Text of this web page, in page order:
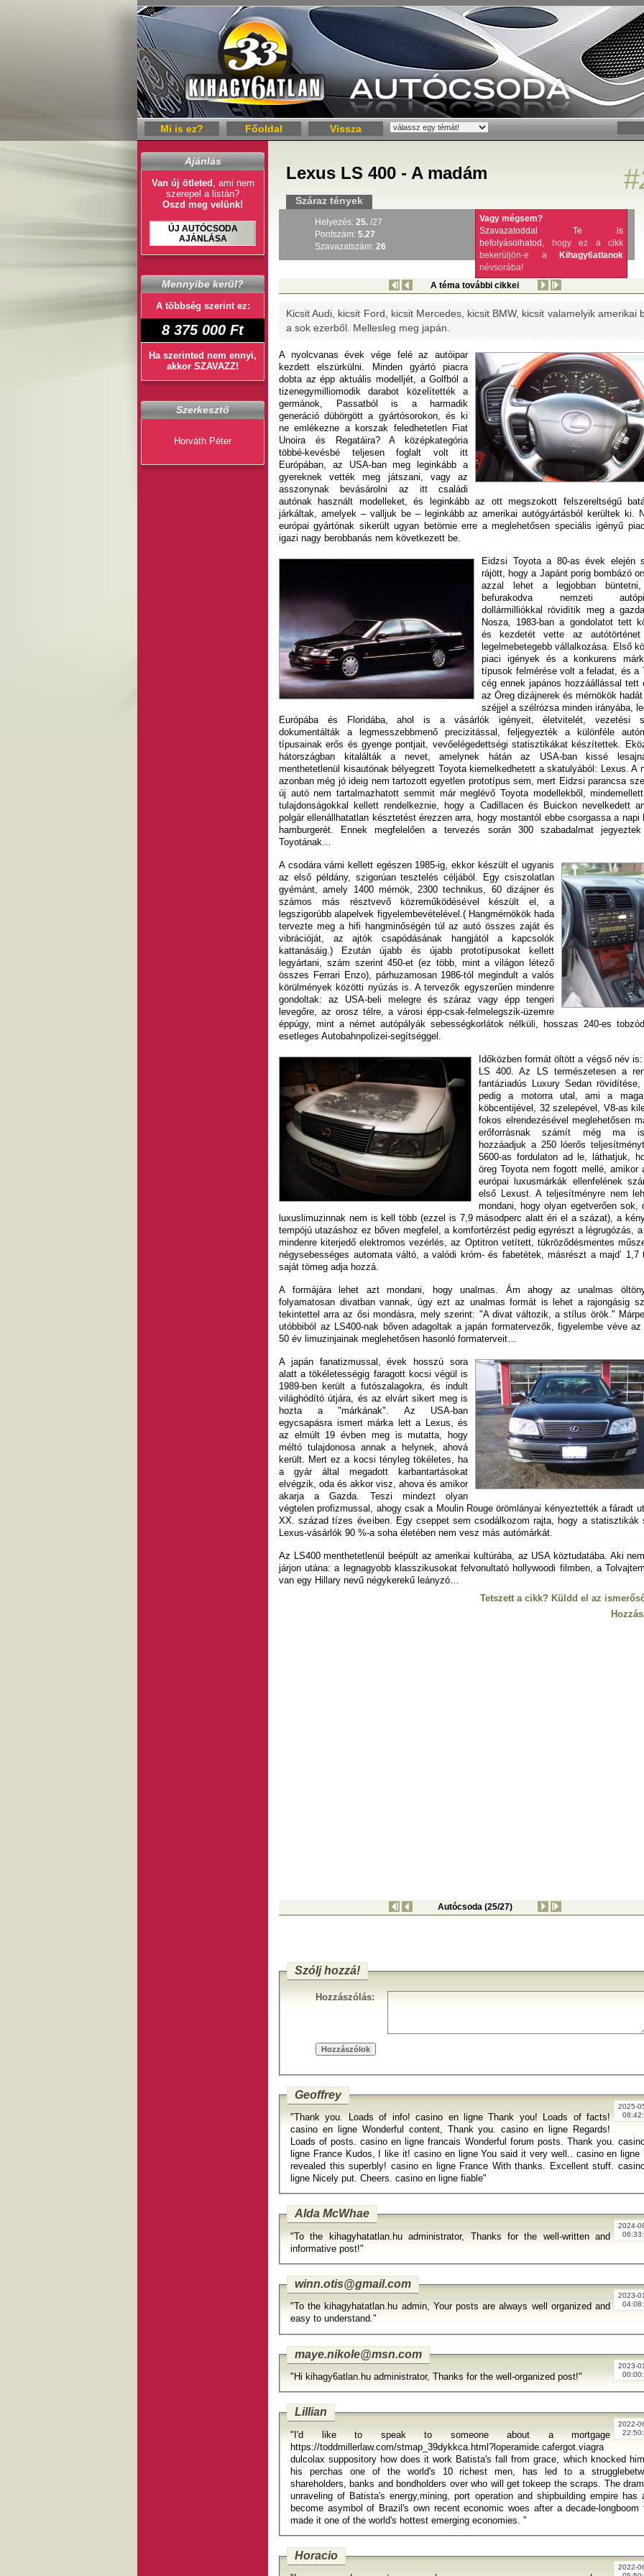
Mi is ez? Főoldal Vissza
Lexus LS 400 - A madám
Száraz tények
Vagy mégsem?
Szavazatoddal Te is
befolyásolhatod , hogy ez a cikk
bekerüljön-e a
Kihagy6atlanok
névsorába!
Helyezés: 25. /27
Pontszám: 5.27
Szavazatszám: 26
A téma további cikkei
Kicsit Audi, kicsit Ford, kicsit Mercedes, kicsit BMW, kicsit valamelyik amerikai
a sok ezerből. Mellesleg meg japán.
A nyolcvanas évek vége felé az autóipar
kezdett elszürkülni. Minden gyártó piacra
dobta az épp aktuális modelljét, a Golfból a
tizenegymilliomodik darabot közelítették a
germánok, Passatból is a harmadik
generáció dübörgött a gyártósorokon, és ki
ne emlékezne a korszak feledhetetlen Fiat
Unoira és Regatáira? A középkategória
többé-kevésbé teljesen foglalt volt itt
Európában, az USA-ban meg leginkább a
gyereknek vették meg játszani, vagy az
asszonynak bevásárolni az itt családi
autónak használt modelleket, és leginkább az ott megszokott felszereltségű
járkáltak, amelyek – valljuk be – leginkább az amerikai autógyártásból kerültek ki.
európai gyártónak sikerült ugyan betörnie erre a meglehetősen speciális igényű
igazi nagy berobbanás nem következett be.
Eidzsi Toyota a 80-as évek elején
rájött, hogy a Japánt porig bombázó
azzal lehet a legjobban
befurakodva nemzeti
dollármilliókkal rövidítik meg a
Nosza, 1983-ban a gondolatot tett
és kezdetét vette az autótörténet
legelmebetegebb vállalkozása. Első
piaci igények és a konkurens
típusok felmérése volt a feladat, és a
cég ennek japános hozzáállással tett
az Öreg dizájnerek és mérnökök
széjjel a szélrózsa minden irányába,
Európába és Floridába, ahol is a vásárlók igényeit, életvitelét, vezetési
dokumentálták a legmesszebbmenő precizitással, feljegyezték a különféle
típusainak erős és gyenge pontjait, vevőelégedettségi statisztikákat készítettek.
hátországban kitalálták a nevet, amelynek hátán az USA-ban kissé
menthetetlenül kisautónak bélyegzett Toyota kiemelkedhetett a skatulyából: Lexus. A
azonban még jó ideig nem tartozott egyetlen prototípus sem, mert Eidzsi parancsa
új autó nem tartalmazhatott semmit már meglévő Toyota modellekből,
tulajdonságokkal kellett rendelkeznie, hogy a Cadillacen és Buickon nevelkedett
polgár ellenállhatatlan késztetést érezzen arra, hogy mostantól ebbe csorgassa a napi
hamburgerét. Ennek megfelelően a tervezés során 300 szabadalmat
Toyotának…
A csodára várni kellett egészen 1985-ig, ekkor készült el ugyanis
az első példány, szigorúan tesztelés céljából. Egy csiszolatlan
gyémánt, amely 1400 mérnök, 2300 technikus, 60 dizájner és
számos más résztvevő közreműködésével készült el, a
legszigorúbb alapelvek figyelembevételével.( Hangmérnökök hada
tervezte meg a hifi hangminőségén túl az autó összes zaját és
vibrációját, az ajtók csapódásának hangjától a kapcsolók
kattanásáig.) Ezután újabb és újabb prototípusokat kellett
legyártani, szám szerint 450-et (ez több, mint a világon létező
összes Ferrari Enzo), párhuzamosan 1986-tól megindult a valós
körülmények közötti nyúzás is. A tervezők egyszerűen mindenre
gondoltak: az USA-beli melegre és száraz vagy épp tengeri
levegőre, az orosz télre, a városi épp-csak-felmelegszik-üzemre
éppúgy, mint a német autópályák sebességkorlátok nélküli, hosszas 240-es
esetleges Autobahnpolizei-segítséggel.
Időközben formát öltött a végső név
LS 400. Az LS természetesen a
fantáziadús Luxury Sedan
pedig a motorra utal, ami a
köbcentijével, 32 szelepével, V8-as
fokos elrendezésével meglehetősen
erőforrásnak számít még ma
hozzáadjuk a 250 lóerős
5600-as fordulaton ad le, láthatjuk,
öreg Toyota nem fogott mellé, amikor
európai luxusmárkák ellenfelének
első Lexust. A teljesítményre nem
mondani, hogy olyan egetverően sok,
luxuslimuzinnak nem is kell több (ezzel is 7,9 másodperc alatt éri el a százat), a
tempójú utazáshoz ez bőven megfelel, a komfortérzést pedig egyrészt a légrugózás,
mindenre kiterjedő elektromos vezérlés, az Optitron vetített, tükröződésmentes
négysebességes automata váltó, a valódi króm- és fabetétek, másrészt a majd’ 1,7
saját tömeg adja hozzá.
A formájára lehet azt mondani, hogy unalmas. Ám ahogy az unalmas
folyamatosan divatban vannak, úgy ezt az unalmas formát is lehet a rajongásig
tekintettel arra az ősi mondásra, mely szerint: "A divat változik, a stílus örök."
utóbbiból az LS400-nak bőven adagoltak a japán formatervezők, figyelembe véve
50 év limuzinjainak meglehetősen hasonló formaterveit…
A japán fanatizmussal, évek hosszú sora
alatt a tökéletességig faragott kocsi végül is
1989-ben került a futószalagokra, és indult
világhódító útjára, és az elvárt sikert meg is
hozta a "márkának". Az USA-ban
egycsapásra ismert márka lett a Lexus, és
az elmúlt 19 évben meg is mutatta, hogy
méltó tulajdonosa annak a helynek, ahová
került. Mert ez a kocsi tényleg tökéletes, ha
a gyár által megadott karbantartásokat
elvégzik, oda és akkor visz, ahova és amikor
akarja a Gazda. Teszi mindezt olyan
végtelen profizmussal, ahogy csak a Moulin Rouge örömlányai kényeztették a fáradt
XX. század tízes éveiben. Egy cseppet sem csodálkozom rajta, hogy a statisztikák
Lexus-vásárlók 90 %-a soha életében nem vesz más autómárkát.
Az LS400 menthetetlenül beépült az amerikai kultúrába, az USA köztudatába. Aki
járjon utána: a legnagyobb klasszikusokat felvonultató hollywoodi filmben, a
van egy Hillary nevű négykerekű leányzó…
Tetszett a cikk? Küldd el az
Autócsoda (25/27)
Ajánlás
Van új ötleted , ami nem
szerepel a listán?
Oszd meg velünk!
ÚJ AUTÓCSODA
AJÁNLÁSA
Mennyibe kerül?
A többség szerint ez:
8 375 000 Ft
Ha szerinted nem ennyi,
akkor SZAVAZZ!
Szerkesztő
Horváth Péter
Szólj hozzá!
Hozzászólás:
Geoffrey
2025-
"Thank you. Loads of info! casino en ligne Thank you! Loads of facts!
casino en ligne Wonderful content, Thank you. casino en ligne Regards!
Loads of posts. casino en ligne francais Wonderful forum posts. Thank you.
ligne France Kudos, I like it! casino en ligne You said it very well.. casino en ligne
revealed this superbly! casino en ligne France With thanks. Excellent stuff.
ligne Nicely put. Cheers. casino en ligne fiable"
Alda McWhae
2024-
"To the kihagyhatatlan.hu administrator, Thanks for the well-written and
informative post!"
winn.otis@gmail.com
2023-
"To the kihagyhatatlan.hu admin, Your posts are always well organized and
easy to understand."
maye.nikole@msn.com
2023-
"Hi kihagy6atlan.hu administrator, Thanks for the well-organized post!"
Lillian
2022-
"I'd like to speak to someone about a mortgage
https://toddmillerlaw.com/stmap_39dykkca.html?loperamide.cafergot.viagra
dulcolax suppository how does it work Batista's fall from grace, which knocked him off
his perchas one of the world's 10 richest men, has led to a
shareholders, banks and bondholders over who will get tokeep the scraps. The
unraveling of Batista's energy,mining, port operation and shipbuilding empire has
become asymbol of Brazil's own recent economic woes after a decade-longboom
made it one of the world's hottest emerging economies. "
Horacio
2022-